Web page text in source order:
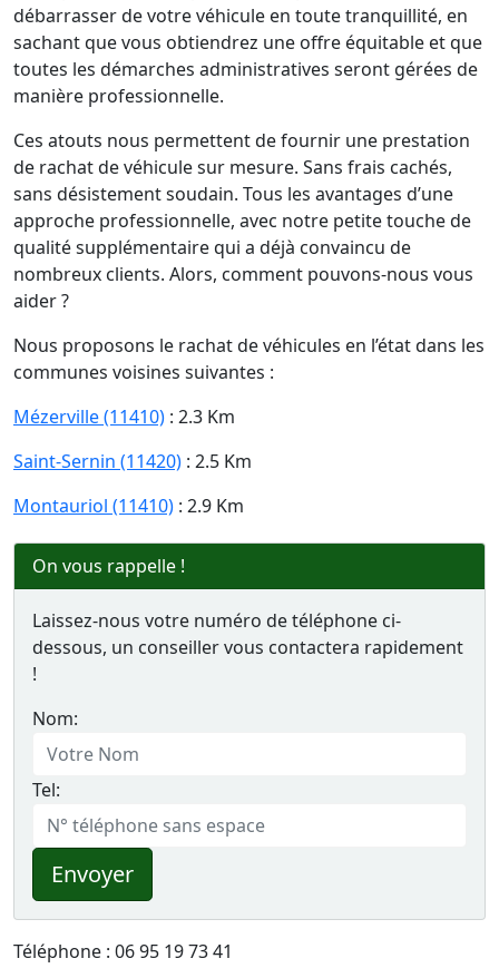
débarrasser de votre véhicule en toute tranquillité, en
sachant que vous obtiendrez une offre équitable et que
toutes les démarches administratives seront gérées de
manière professionnelle.
Ces atouts nous permettent de fournir une prestation
de rachat de véhicule sur mesure. Sans frais cachés,
sans désistement soudain. Tous les avantages d’une
approche professionnelle, avec notre petite touche de
qualité supplémentaire qui a déjà convaincu de
nombreux clients. Alors, comment pouvons-nous vous
aider ?
Nous proposons le rachat de véhicules en l’état dans les
communes voisines suivantes :
Mézerville (11410) : 2.3 Km
Saint-Sernin (11420) : 2.5 Km
Montauriol (11410) : 2.9 Km
On vous rappelle !
Laissez-nous votre numéro de téléphone ci-
dessous, un conseiller vous contactera rapidement
!
Nom:
Tel:
Envoyer
Téléphone : 06 95 19 73 41